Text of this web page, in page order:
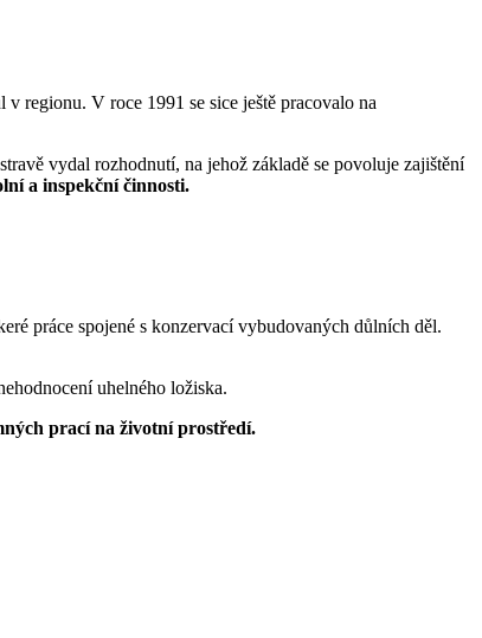
regionu. V roce 1991 se sice ještě pracovalo na
vydal rozhodnutí, na jehož základě se povoluje zajištění
a inspekční činnosti.
práce spojené s konzervací vybudovaných důlních děl.
uhelného ložiska.
prací na životní prostředí.